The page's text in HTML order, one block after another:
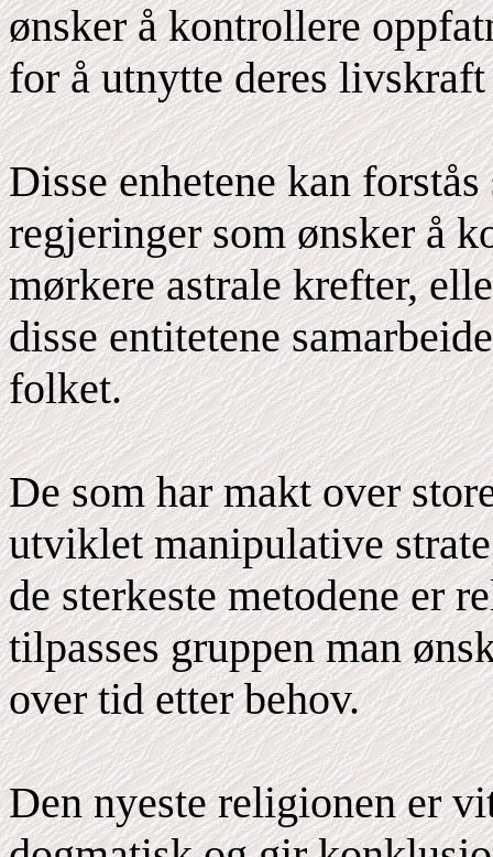
ønsker å kontrollere
for å utnytte deres
Disse enhetene kan
regjeringer som ønsker å
mørkere astrale krefter,
disse entitetene
folket.
De som har makt over
utviklet manipulative
de sterkeste metodene er
tilpasses gruppen man
over tid etter behov.
Den nyeste religionen er